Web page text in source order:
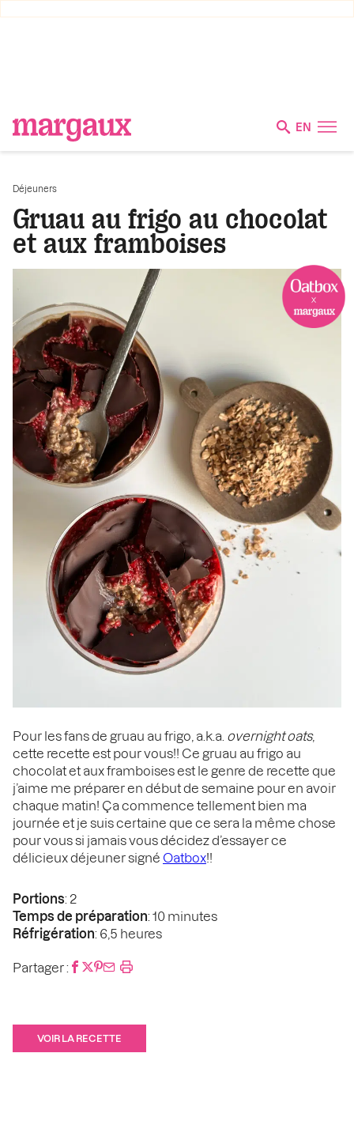
EN
Déjeuners
Gruau au frigo au chocolat
et aux framboises
Pour les fans de gruau au frigo, a.k.a. overnight oats,
cette recette est pour vous!! Ce gruau au frigo au
chocolat et aux framboises est le genre de recette que
j’aime me préparer en début de semaine pour en avoir
chaque matin! Ça commence tellement bien ma
journée et je suis certaine que ce sera la même chose
pour vous si jamais vous décidez d’essayer ce
délicieux déjeuner signé Oatbox!!
Portions: 2
Temps de préparation: 10 minutes
Réfrigération: 6,5 heures
Partager :
VOIR LA RECETTE